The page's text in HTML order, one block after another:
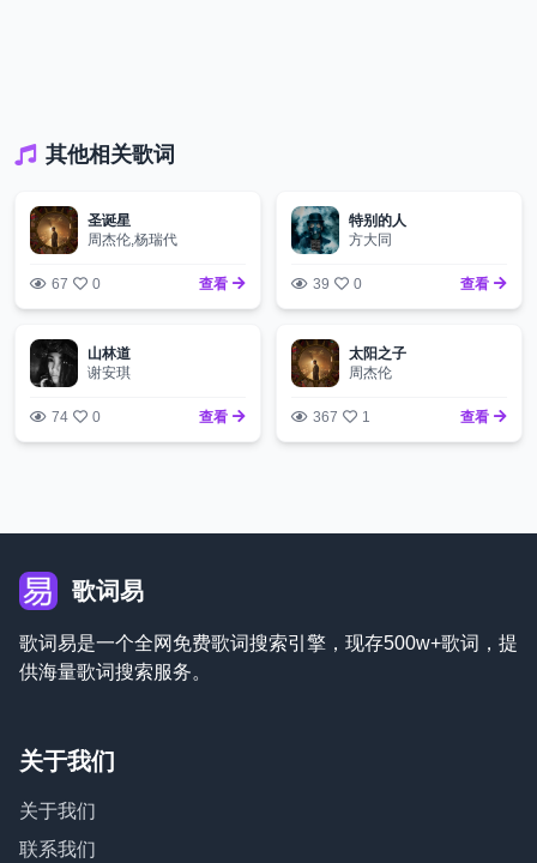
其他相关歌词
圣诞星
周杰伦,杨瑞代
67 0 查看
特别的人
方大同
39 0 查看
山林道
谢安琪
74 0 查看
太阳之子
周杰伦
367 1 查看
歌词易
歌词易是一个全网免费歌词搜索引擎，现存500w+歌词，提
供海量歌词搜索服务。
关于我们
关于我们
联系我们